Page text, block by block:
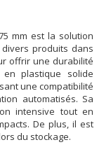
mm est la solution
produits dans
offrir une durabilité
plastique solide
une compatibilité
automatisés. Sa
intensive tout en
De plus, il est
du stockage.